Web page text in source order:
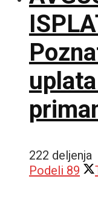
222 deljenja
Podeli 89